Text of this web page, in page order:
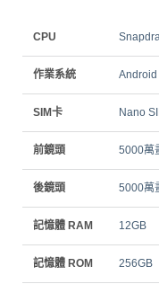
CPU
作業系統 Android
SIM卡 Nano
前鏡頭 5000萬
後鏡頭 5000萬
記憶體 RAM 12GB
記憶體 ROM 256GB